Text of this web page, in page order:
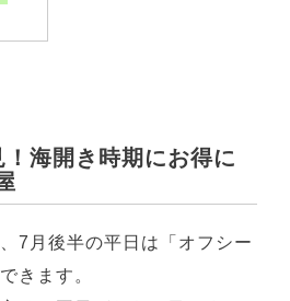
海開き時期にお得に
7月後半の平日は「オフシー
きます。